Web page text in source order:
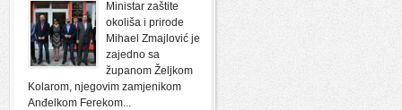
Ministar zaštite
okoliša i prirode
Mihael Zmajlović je
zajedno sa
županom Željkom
Kolarom, njegovim zamjenikom
Anđelkom Ferekom...